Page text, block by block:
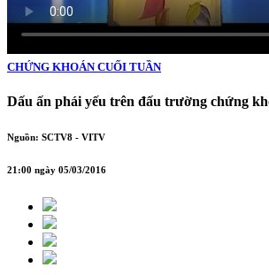
CHỨNG KHOÁN CUỐI TUẦN
Dấu ấn phái yếu trên đấu trường chứng
Nguồn: SCTV8 - VITV
21:00 ngày 05/03/2016